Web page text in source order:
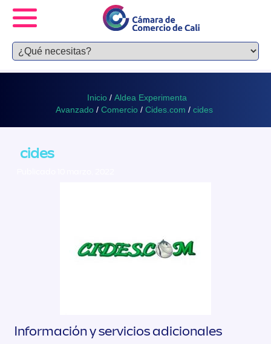
Inicio / Aldea Experimenta
Avanzado / Comercio / Cides.com / cides
cides
Información y servicios adicionales